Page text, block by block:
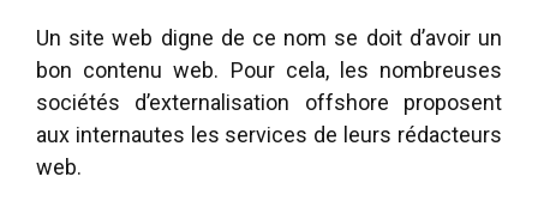
Un site web digne de ce nom se doit d’avoir un
bon contenu web. Pour cela, les nombreuses
sociétés d’externalisation offshore proposent
aux internautes les services de leurs rédacteurs
web.